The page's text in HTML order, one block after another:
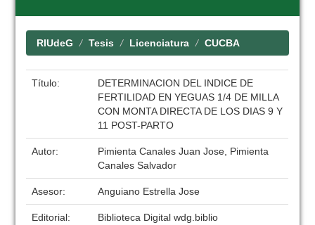
RIUdeG Tesis Licenciatura CUCBA
Título:
DETERMINACION DEL INDICE DE
FERTILIDAD EN YEGUAS 1/4 DE MILLA
CON MONTA DIRECTA DE LOS DIAS 9 Y
11 POST-PARTO
Autor:
Pimienta Canales Juan Jose, Pimienta
Canales Salvador
Asesor: Anguiano Estrella Jose
Editorial:
Biblioteca Digital wdg.biblio